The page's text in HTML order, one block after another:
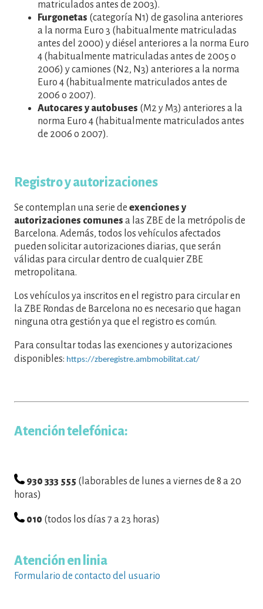
matriculados antes de 2003).
Furgonetas (categoría N1) de gasolina anteriores
a la norma Euro 3 (habitualmente matriculadas
antes del 2000) y diésel anteriores a la norma Euro
4 (habitualmente matriculadas antes de 2005 o
2006) y camiones (N2, N3) anteriores a la norma
Euro 4 (habitualmente matriculados antes de
2006 o 2007).
Autocares y autobuses (M2 y M3) anteriores a la
norma Euro 4 (habitualmente matriculados antes
de 2006 o 2007).
Registro y autorizaciones
Se contemplan una serie de exenciones y
autorizaciones comunes a las ZBE de la metrópolis de
Barcelona. Además, todos los vehículos afectados
pueden solicitar autorizaciones diarias, que serán
válidas para circular dentro de cualquier ZBE
metropolitana.
Los vehículos ya inscritos en el registro para circular en
la ZBE Rondas de Barcelona no es necesario que hagan
ninguna otra gestión ya que el registro es común.
Para consultar todas las exenciones y autorizaciones
disponibles: https://zberegistre.ambmobilitat.cat/
Atención telefónica:
930 333 555 (laborables de lunes a viernes de 8 a 20
horas)
010 (todos los días 7 a 23 horas)
Atención en linia
Formulario de contacto del usuario